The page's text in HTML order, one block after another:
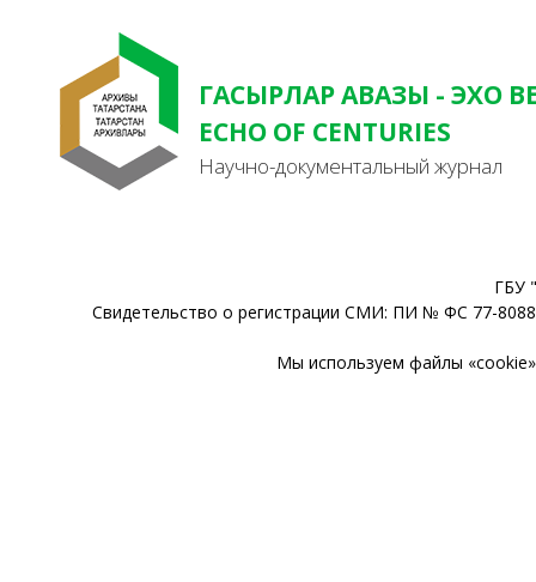
ГАСЫРЛАР АВАЗЫ - ЭХО
ECHO OF CENTURIES
Научно-документальный журнал
ГБУ
Свидетельство о регистрации СМИ: ПИ № ФС 77-
Мы используем файлы «cookie»